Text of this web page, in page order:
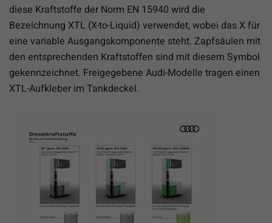
diese Kraftstoffe der Norm EN 15940 wird die
Bezeichnung XTL (X-to-Liquid) verwendet, wobei das X für
eine variable Ausgangskomponente steht. Zapfsäulen mit
den entsprechenden Kraftstoffen sind mit diesem Symbol
gekennzeichnet. Freigegebene Audi-Modelle tragen einen
XTL-Aufkleber im Tankdeckel.